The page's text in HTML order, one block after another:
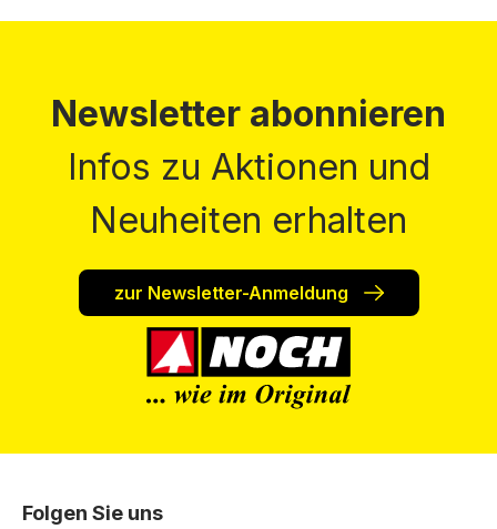
Newsletter abonnieren
Infos zu Aktionen und
Neuheiten erhalten
zur Newsletter-Anmeldung
Folgen Sie uns